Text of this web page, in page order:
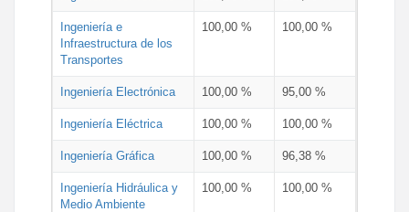
Ingeniería e
Infraestructura de los
Transportes
100,00 % 100,00 %
Ingeniería Electrónica 100,00 % 95,00 %
Ingeniería Eléctrica 100,00 % 100,00 %
Ingeniería Gráfica 100,00 % 96,38 %
Ingeniería Hidráulica y
Medio Ambiente
100,00 % 100,00 %